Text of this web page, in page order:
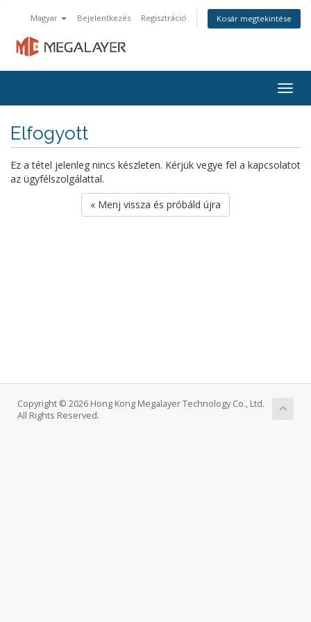
Magyar Bejelentkezés Regisztráció Kosár megtekintése
Elfogyott
Ez a tétel jelenleg nincs készleten. Kérjük vegye fel a kapcsolatot
az ügyfélszolgálattal.
« Menj vissza és próbáld újra
Copyright © 2026 Hong Kong Megalayer Technology Co., Ltd.
All Rights Reserved.